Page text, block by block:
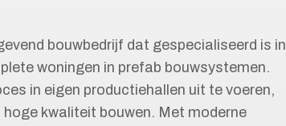
bouwbedrijf dat gespecialiseerd is in
woningen in prefab bouwsystemen.
in eigen productiehallen uit te voeren,
kwaliteit bouwen. Met moderne